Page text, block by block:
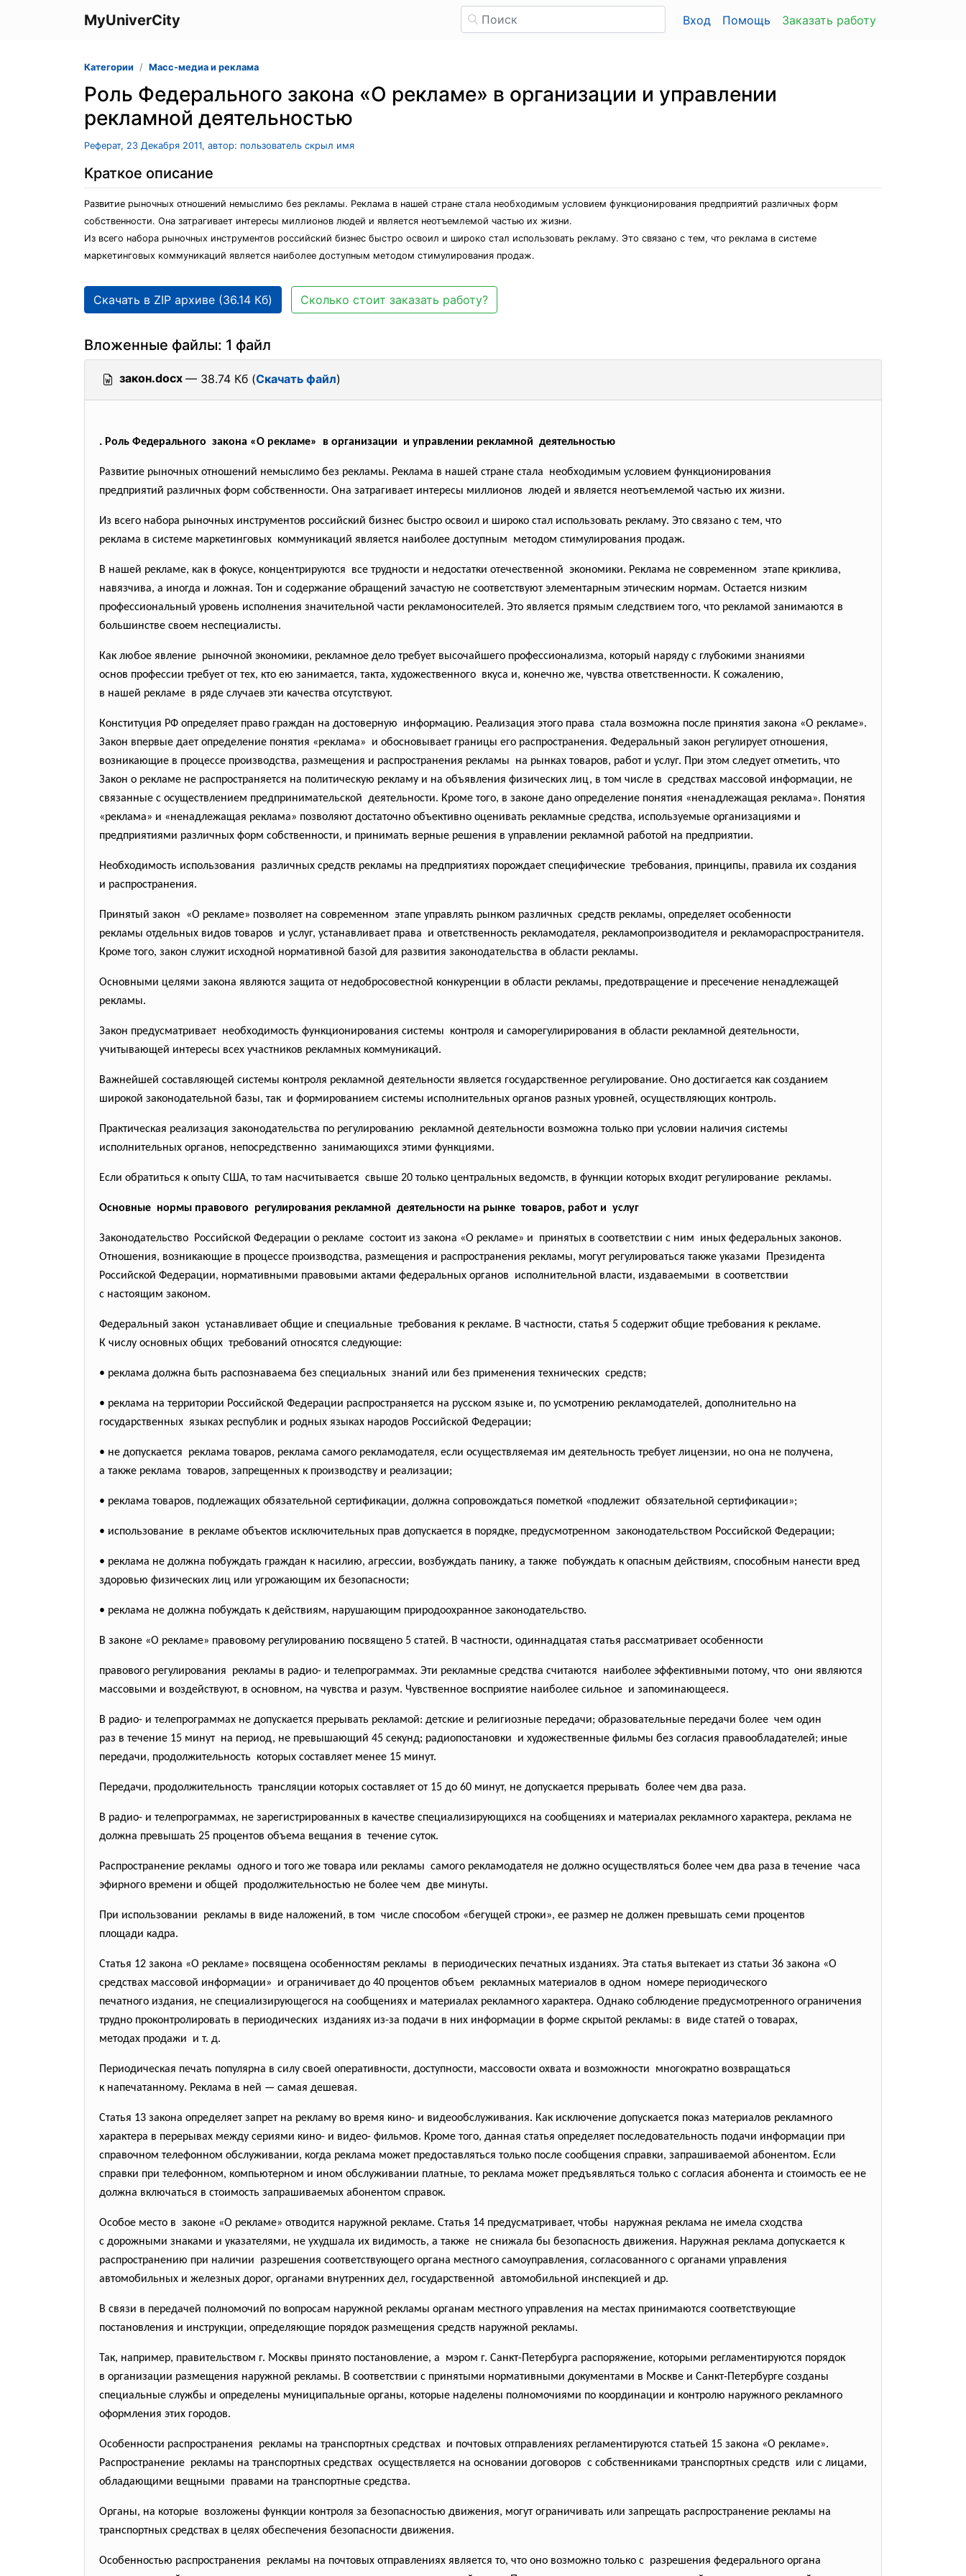
MyUniverCity Вход Помощь Заказать работу
Категории Масс-медиа и реклама
Роль Федерального закона «О рекламе» в организации и управлении
рекламной деятельностью
Реферат, 23 Декабря 2011, автор: пользователь скрыл имя
Краткое описание
Развитие рыночных отношений немыслимо без рекламы. Реклама в нашей стране стала необходимым условием функционирования предприятий различных форм
собственности. Она затрагивает интересы миллионов людей и является неотъемлемой частью их жизни.
Из всего набора рыночных инструментов российский бизнес быстро освоил и широко стал использовать рекламу. Это связано с тем, что реклама в системе
маркетинговых коммуникаций является наиболее доступным методом стимулирования продаж.
Скачать в ZIP архиве (36.14 Кб) Сколько стоит заказать работу?
Вложенные файлы: 1 файл
закон.docx — 38.74 Кб (Скачать файл)
. Роль Федерального закона «О рекламе» в организации и управлении рекламной деятельностью
Развитие рыночных отношений немыслимо без рекламы. Реклама в нашей стране стала необходимым условием функционирования
предприятий различных форм собственности. Она затрагивает интересы миллионов людей и является неотъемлемой частью их жизни.
Из всего набора рыночных инструментов российский бизнес быстро освоил и широко стал использовать рекламу. Это связано с тем, что
реклама в системе маркетинговых коммуникаций является наиболее доступным методом стимулирования продаж.
В нашей рекламе, как в фокусе, концентрируются все трудности и недостатки отечественной экономики. Реклама не современном этапе криклива,
навязчива, а иногда и ложная. Тон и содержание обращений зачастую не соответствуют элементарным этическим нормам. Остается низким
профессиональный уровень исполнения значительной части рекламоносителей. Это является прямым следствием того, что рекламой занимаются в
большинстве своем неспециалисты.
Как любое явление рыночной экономики, рекламное дело требует высочайшего профессионализма, который наряду с глубокими знаниями
основ профессии требует от тех, кто ею занимается, такта, художественного вкуса и, конечно же, чувства ответственности. К сожалению,
в нашей рекламе в ряде случаев эти качества отсутствуют.
Конституция РФ определяет право граждан на достоверную информацию. Реализация этого права стала возможна после принятия закона «О рекламе».
Закон впервые дает определение понятия «реклама» и обосновывает границы его распространения. Федеральный закон регулирует отношения,
возникающие в процессе производства, размещения и распространения рекламы на рынках товаров, работ и услуг. При этом следует отметить, что
Закон о рекламе не распространяется на политическую рекламу и на объявления физических лиц, в том числе в средствах массовой информации, не
связанные с осуществлением предпринимательской деятельности. Кроме того, в законе дано определение понятия «ненадлежащая реклама». Понятия
«реклама» и «ненадлежащая реклама» позволяют достаточно объективно оценивать рекламные средства, используемые организациями и
предприятиями различных форм собственности, и принимать верные решения в управлении рекламной работой на предприятии.
Необходимость использования различных средств рекламы на предприятиях порождает специфические требования, принципы, правила их создания
и распространения.
Принятый закон «О рекламе» позволяет на современном этапе управлять рынком различных средств рекламы, определяет особенности
рекламы отдельных видов товаров и услуг, устанавливает права и ответственность рекламодателя, рекламопроизводителя и рекламораспространителя.
Кроме того, закон служит исходной нормативной базой для развития законодательства в области рекламы.
Основными целями закона являются защита от недобросовестной конкуренции в области рекламы, предотвращение и пресечение ненадлежащей
рекламы.
Закон предусматривает необходимость функционирования системы контроля и саморегулирирования в области рекламной деятельности,
учитывающей интересы всех участников рекламных коммуникаций.
Важнейшей составляющей системы контроля рекламной деятельности является государственное регулирование. Оно достигается как созданием
широкой законодательной базы, так и формированием системы исполнительных органов разных уровней, осуществляющих контроль.
Практическая реализация законодательства по регулированию рекламной деятельности возможна только при условии наличия системы
исполнительных органов, непосредственно занимающихся этими функциями.
Если обратиться к опыту США, то там насчитывается свыше 20 только центральных ведомств, в функции которых входит регулирование рекламы.
Основные нормы правового регулирования рекламной деятельности на рынке товаров, работ и услуг
Законодательство Российской Федерации о рекламе состоит из закона «О рекламе» и принятых в соответствии с ним иных федеральных законов.
Отношения, возникающие в процессе производства, размещения и распространения рекламы, могут регулироваться также указами Президента
Российской Федерации, нормативными правовыми актами федеральных органов исполнительной власти, издаваемыми в соответствии
с настоящим законом.
Федеральный закон устанавливает общие и специальные требования к рекламе. В частности, статья 5 содержит общие требования к рекламе.
К числу основных общих требований относятся следующие:
• реклама должна быть распознаваема без специальных знаний или без применения технических средств;
• реклама на территории Российской Федерации распространяется на русском языке и, по усмотрению рекламодателей, дополнительно на
государственных языках республик и родных языках народов Российской Федерации;
• не допускается реклама товаров, реклама самого рекламодателя, если осуществляемая им деятельность требует лицензии, но она не получена,
а также реклама товаров, запрещенных к производству и реализации;
• реклама товаров, подлежащих обязательной сертификации, должна сопровождаться пометкой «подлежит обязательной сертификации»;
• использование в рекламе объектов исключительных прав допускается в порядке, предусмотренном законодательством Российской Федерации;
• реклама не должна побуждать граждан к насилию, агрессии, возбуждать панику, а также побуждать к опасным действиям, способным нанести вред
здоровью физических лиц или угрожающим их безопасности;
• реклама не должна побуждать к действиям, нарушающим природоохранное законодательство.
В законе «О рекламе» правовому регулированию посвящено 5 статей. В частности, одиннадцатая статья рассматривает особенности
правового регулирования рекламы в радио- и телепрограммах. Эти рекламные средства считаются наиболее эффективными потому, что они являются
массовыми и воздействуют, в основном, на чувства и разум. Чувственное восприятие наиболее сильное и запоминающееся.
В радио- и телепрограммах не допускается прерывать рекламой: детские и религиозные передачи; образовательные передачи более чем один
раз в течение 15 минут на период, не превышающий 45 секунд; радиопостановки и художественные фильмы без согласия правообладателей; иные
передачи, продолжительность которых составляет менее 15 минут.
Передачи, продолжительность трансляции которых составляет от 15 до 60 минут, не допускается прерывать более чем два раза.
В радио- и телепрограммах, не зарегистрированных в качестве специализирующихся на сообщениях и материалах рекламного характера, реклама не
должна превышать 25 процентов объема вещания в течение суток.
Распространение рекламы одного и того же товара или рекламы самого рекламодателя не должно осуществляться более чем два раза в течение часа
эфирного времени и общей продолжительностью не более чем две минуты.
При использовании рекламы в виде наложений, в том числе способом «бегущей строки», ее размер не должен превышать семи процентов
площади кадра.
Статья 12 закона «О рекламе» посвящена особенностям рекламы в периодических печатных изданиях. Эта статья вытекает из статьи 36 закона «О
средствах массовой информации» и ограничивает до 40 процентов объем рекламных материалов в одном номере периодического
печатного издания, не специализирующегося на сообщениях и материалах рекламного характера. Однако соблюдение предусмотренного ограничения
трудно проконтролировать в периодических изданиях из-за подачи в них информации в форме скрытой рекламы: в виде статей о товарах,
методах продажи и т. д.
Периодическая печать популярна в силу своей оперативности, доступности, массовости охвата и возможности многократно возвращаться
к напечатанному. Реклама в ней — самая дешевая.
Статья 13 закона определяет запрет на рекламу во время кино- и видеообслуживания. Как исключение допускается показ материалов рекламного
характера в перерывах между сериями кино- и видео- фильмов. Кроме того, данная статья определяет последовательность подачи информации при
справочном телефонном обслуживании, когда реклама может предоставляться только после сообщения справки, запрашиваемой абонентом. Если
справки при телефонном, компьютерном и ином обслуживании платные, то реклама может предъявляться только с согласия абонента и стоимость ее не
должна включаться в стоимость запрашиваемых абонентом справок.
Особое место в законе «О рекламе» отводится наружной рекламе. Статья 14 предусматривает, чтобы наружная реклама не имела сходства
с дорожными знаками и указателями, не ухудшала их видимость, а также не снижала бы безопасность движения. Наружная реклама допускается к
распространению при наличии разрешения соответствующего органа местного самоуправления, согласованного с органами управления
автомобильных и железных дорог, органами внутренних дел, государственной автомобильной инспекцией и др.
В связи в передачей полномочий по вопросам наружной рекламы органам местного управления на местах принимаются соответствующие
постановления и инструкции, определяющие порядок размещения средств наружной рекламы.
Так, например, правительством г. Москвы принято постановление, а мэром г. Санкт-Петербурга распоряжение, которыми регламентируются порядок
в организации размещения наружной рекламы. В соответствии с принятыми нормативными документами в Москве и Санкт-Петербурге созданы
специальные службы и определены муниципальные органы, которые наделены полномочиями по координации и контролю наружного рекламного
оформления этих городов.
Особенности распространения рекламы на транспортных средствах и почтовых отправлениях регламентируются статьей 15 закона «О рекламе».
Распространение рекламы на транспортных средствах осуществляется на основании договоров с собственниками транспортных средств или с лицами,
обладающими вещными правами на транспортные средства.
Органы, на которые возложены функции контроля за безопасностью движения, могут ограничивать или запрещать распространение рекламы на
транспортных средствах в целях обеспечения безопасности движения.
Особенностью распространения рекламы на почтовых отправлениях является то, что оно возможно только с разрешения федерального органа